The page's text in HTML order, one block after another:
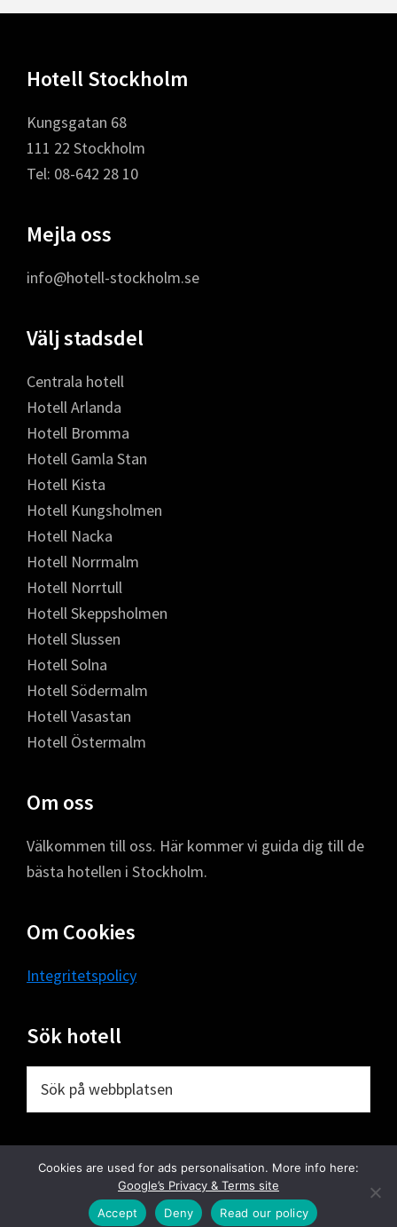
Footer
Hotell Stockholm
Kungsgatan 68
111 22 Stockholm
Tel: 08-642 28 10
Mejla oss
info@hotell-stockholm.se
Välj stadsdel
Centrala hotell
Hotell Arlanda
Hotell Bromma
Hotell Gamla Stan
Hotell Kista
Hotell Kungsholmen
Hotell Nacka
Hotell Norrmalm
Hotell Norrtull
Hotell Skeppsholmen
Hotell Slussen
Hotell Solna
Hotell Södermalm
Hotell Vasastan
Hotell Östermalm
Om oss
Välkommen till oss. Här kommer vi guida dig till de
bästa hotellen i Stockholm.
Om Cookies
Integritetspolicy
Sök hotell
Copyright © 2026 · Hotell Stockholm
Cookies are used for ads personalisation. More info here:
Google’s Privacy & Terms site
Accept
Deny Read our policy